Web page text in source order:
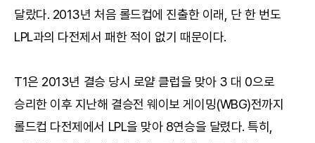
달랐다. 2013년 처음 롤드컵에 진출한 이래, 단 한 번도
LPL과의 다전제서 패한 적이 없기 때문이다.
T1은 2013년 결승 당시 로얄 클럽을 맞아 3 대 0으로
승리한 이후 지난해 결승전 웨이보 게이밍(WBG)전까지
롤드컵 다전제에서 LPL을 맞아 8연승을 달렸다. 특히,